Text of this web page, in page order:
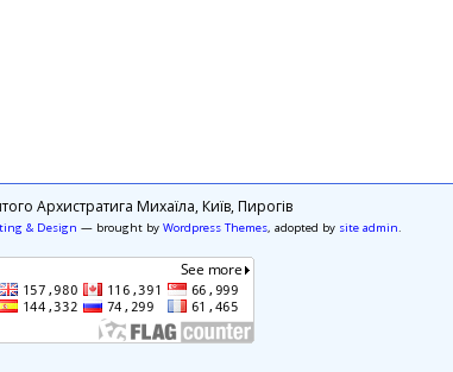
Архистратига Михаїла, Київ, Пирогів
& Design — brought by Wordpress Themes, adopted by site admin.